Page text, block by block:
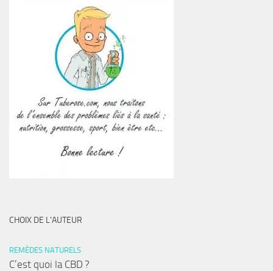
CHOIX DE L’AUTEUR
REMÈDES NATURELS
C’est quoi la CBD ?